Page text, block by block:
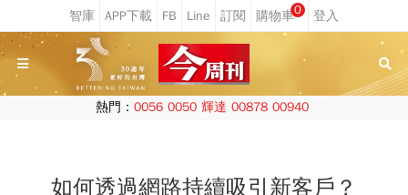
0
熱門： 0056 0050 輝達 00878 00940
如何透過網路持續吸引新客戶？